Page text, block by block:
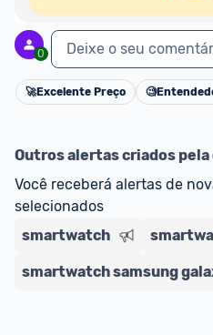
0 Deixe o seu
🚀Excelente Preço 🧐
Outros alertas criados pela
Você receberá alertas de
selecionados
smartwatch
smartwatch samsung